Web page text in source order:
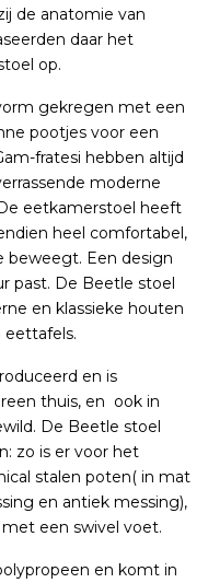
de anatomie van
daar het
op.
gekregen met een
pootjes voor een
fratesi hebben altijd
moderne
eetkamerstoel heeft
heel comfortabel,
Een design
past. De Beetle stoel
en klassieke houten
eettafels.
en is
thuis, en ook in
De Beetle stoel
zo is er voor het
stalen poten( in mat
en antiek messing),
een swivel voet.
en komt in